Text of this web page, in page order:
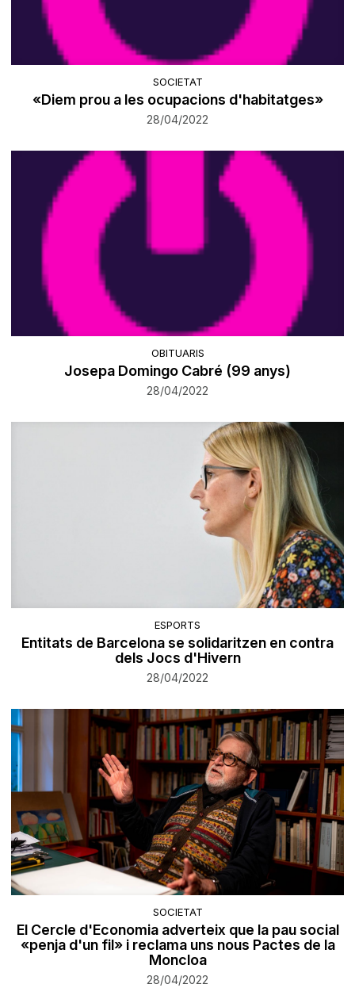
SOCIETAT
«Diem prou a les ocupacions d'habitatges»
28/04/2022
OBITUARIS
Josepa Domingo Cabré (99 anys)
28/04/2022
ESPORTS
Entitats de Barcelona se solidaritzen en contra
dels Jocs d'Hivern
28/04/2022
SOCIETAT
El Cercle d'Economia adverteix que la pau social
«penja d'un fil» i reclama uns nous Pactes de la
Moncloa
28/04/2022